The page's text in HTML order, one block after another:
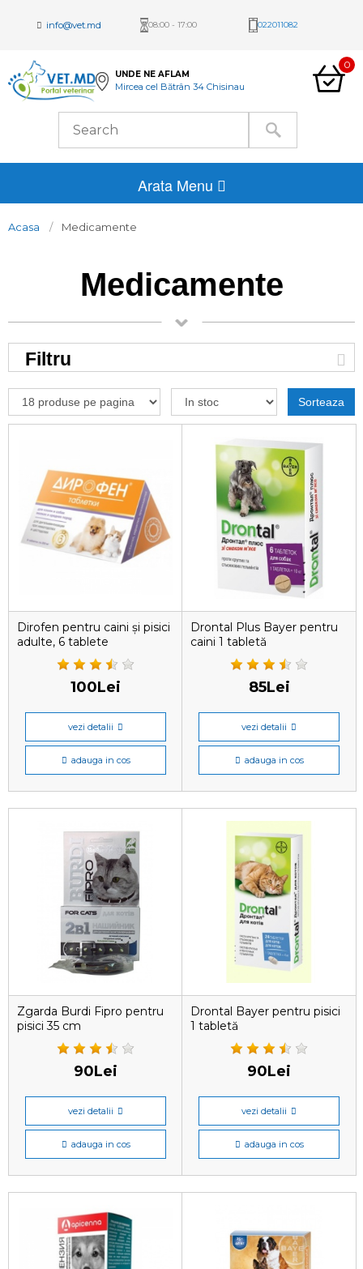
info@vet.md 08:00 - 17:00 022011082
UNDE NE AFLAM
Mircea cel Bătrân 34 Chisinau
0
Arata Menu
Acasa Medicamente
Medicamente
Filtru
Sorteaza
Dirofen pentru caini și pisici
adulte, 6 tablete
antiparazitare
100Lei
vezi detalii
adauga in cos
Drontal Plus Bayer pentru
caini 1 tabletă
85Lei
vezi detalii
adauga in cos
Zgarda Burdi Fipro pentru
pisici 35 cm
90Lei
vezi detalii
adauga in cos
Drontal Bayer pentru pisici
1 tabletă
90Lei
vezi detalii
adauga in cos